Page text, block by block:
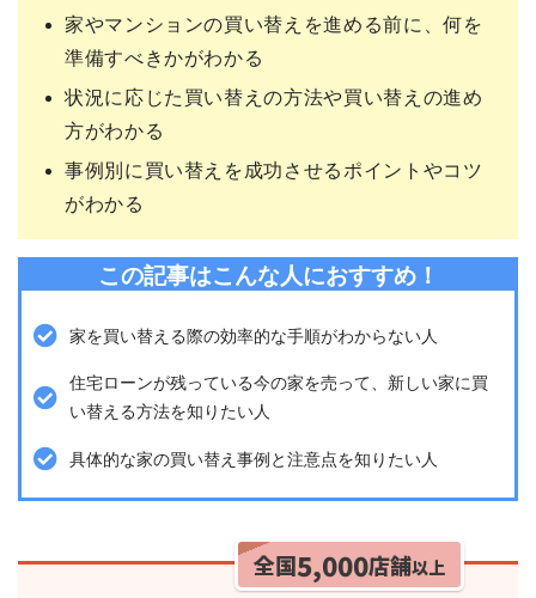
家やマンションの買い替えを進める前に、何を
準備すべきかがわかる
状況に応じた買い替えの方法や買い替えの進め
方がわかる
事例別に買い替えを成功させるポイントやコツ
がわかる
この記事はこんな人におすすめ！
家を買い替える際の効率的な手順がわからない人
住宅ローンが残っている今の家を売って、新しい家に買
い替える方法を知りたい人
具体的な家の買い替え事例と注意点を知りたい人